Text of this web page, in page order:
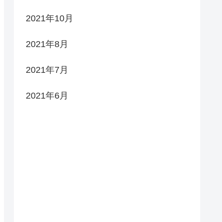
2021年10月
2021年8月
2021年7月
2021年6月